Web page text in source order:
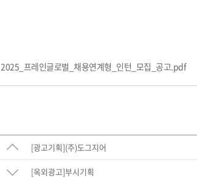
2025_프레인글로벌_채용연계형_인턴_모집_공고.pdf
[광고기획](주)도그지어
[옥외광고]부시기획